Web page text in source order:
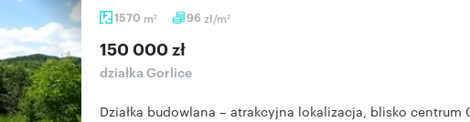
1570 m2 96zł/m2
150 000 zł
działka Gorlice
Działka budowlana – atrakcyjna lokalizacja, blisko